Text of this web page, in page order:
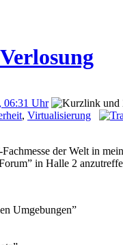
06:31 Uhr
, Virtualisierung
der Welt in
in Halle 2
Umgebungen”